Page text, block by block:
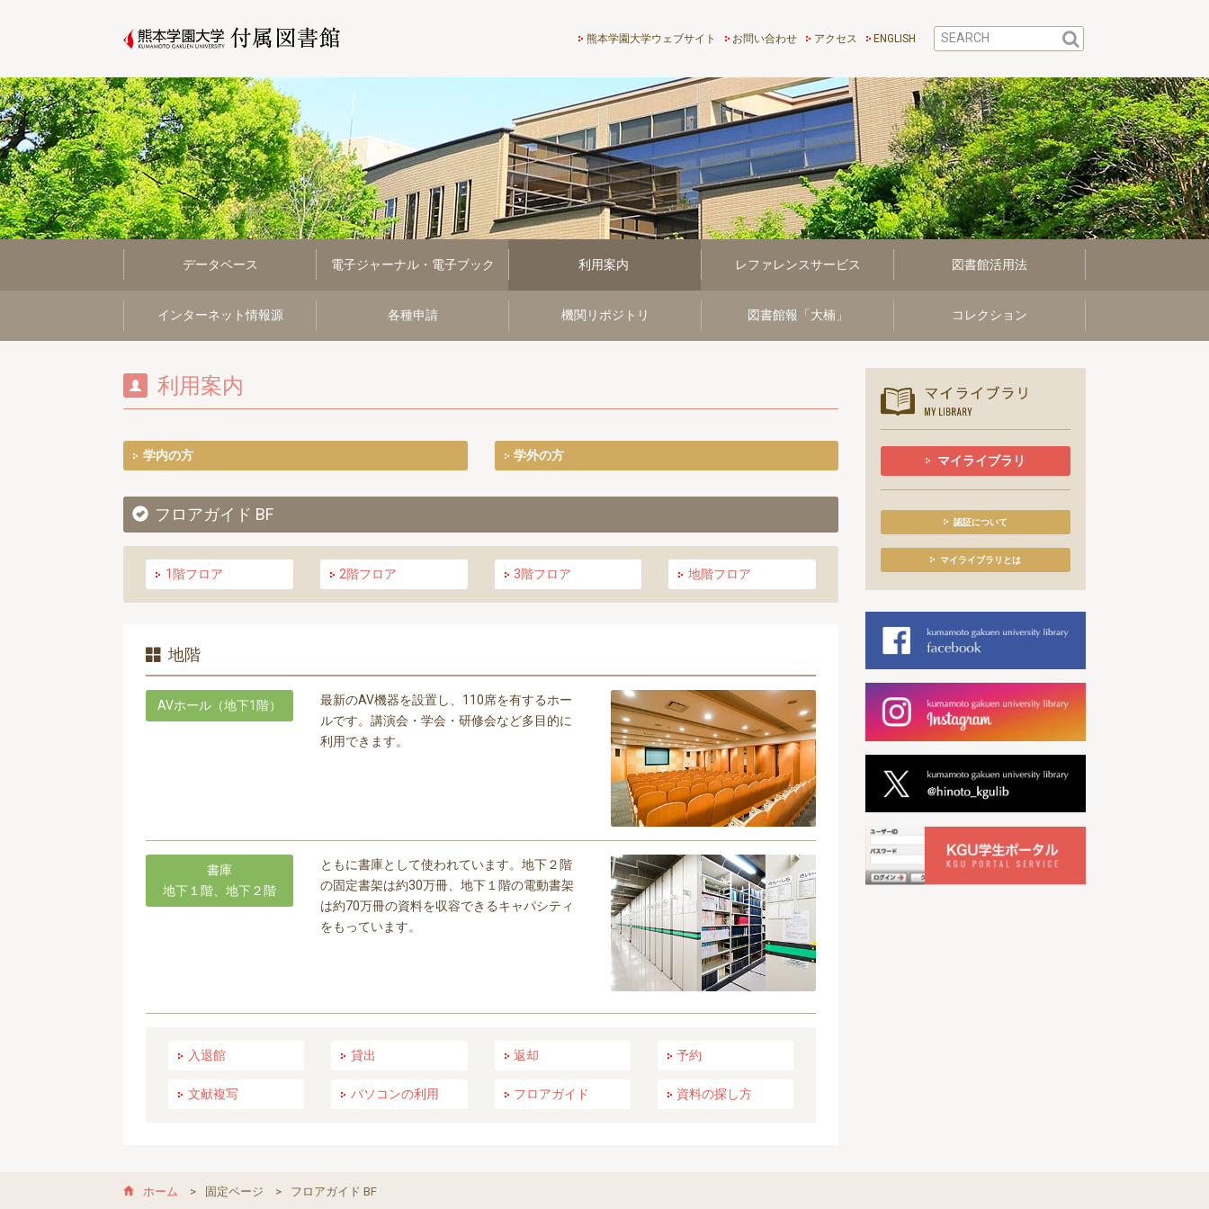
熊本学園大学付属図書館
熊本学園大学ウェブサイト お問い合わせ アクセス ENGLISH
データベース 電子ジャーナル・電子ブック 利用案内 レファレンスサービス 図書館活用法
インターネット情報源 各種申請 機関リポジトリ 図書館報「大楠」 コレクション
利用案内
学内の方 学外の方
フロアガイド BF
1階フロア 2階フロア 3階フロア 地階フロア
地階
AVホール（地下1階）
最新のAV機器を設置し、110席を有するホー
ルです。講演会・学会・研修会など多目的に
利用できます。
書庫
地下１階、地下２階
ともに書庫として使われています。地下２階
の固定書架は約30万冊、地下１階の電動書架
は約70万冊の資料を収容できるキャパシティ
をもっています。
入退館 貸出 返却 予約
文献複写 パソコンの利用 フロアガイド 資料の探し方
マイライブラリ
認証について
マイライブラリとは
ホーム 固定ページ フロアガイド BF